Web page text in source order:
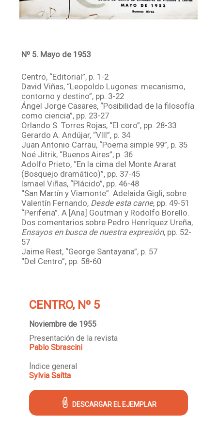
Nº 5. Mayo de 1953
Centro, “Editorial”, p. 1-2
David Viñas, “Leopoldo Lugones: mecanismo,
contorno y destino”, pp. 3-22
Ángel Jorge Casares, “Posibilidad de la filosofía
como ciencia”, pp. 23-27
Orlando S. Torres Rojas, “El coro”, pp. 28-33
Gerardo A. Andújar, “VIII”, p. 34
Juan Antonio Carrau, “Poema simple 99”, p. 35
Noé Jitrik, “Buenos Aires”, p. 36
Adolfo Prieto, “En la cima del Monte Ararat
(Bosquejo dramático)”, pp. 37-45
Ismael Viñas, “Plácido”, pp. 46-48
“San Martín y Viamonte”. Adelaida Gigli, sobre
Valentín Fernando, Desde esta carne, pp. 49-51
“Periferia”. A [Ana] Goutman y Rodolfo Borello.
Dos comentarios sobre Pedro Henríquez Ureña,
Ensayos en busca de nuestra expresión, pp. 52-
57
Jaime Rest, “George Santayana”, p. 57
“Del Centro”, pp. 58-60
CENTRO, Nº 5
Noviembre de 1955
Presentación de la revista
Pablo Sbrascini
Índice general
Sylvia Saítta
DESCARGAR EL EJEMPLAR